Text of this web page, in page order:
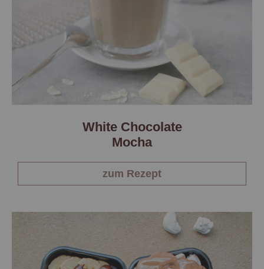
White Chocolate
Mocha
zum Rezept